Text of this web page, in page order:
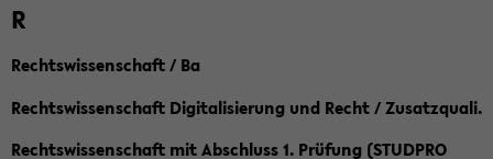
R
Rechtswissenschaft / Ba
Rechtswissenschaft Digitalisierung und Recht / Zusatzquali.
Rechtswissenschaft mit Abschluss 1. Prüfung (STUDPRO